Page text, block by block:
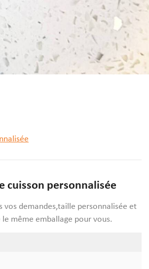
cuisson personnalisée
vos demandes,taille personnalisée et
même emballage pour vous.